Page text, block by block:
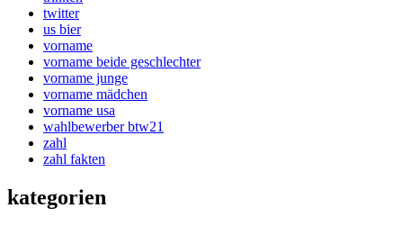
twitter
us bier
vorname
vorname beide geschlechter
vorname junge
vorname mädchen
vorname usa
wahlbewerber btw21
zahl
zahl fakten
kategorien